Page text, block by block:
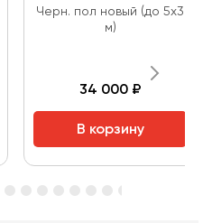
Черн. пол новый (до 5х3
м)
34 000 ₽
В корзину